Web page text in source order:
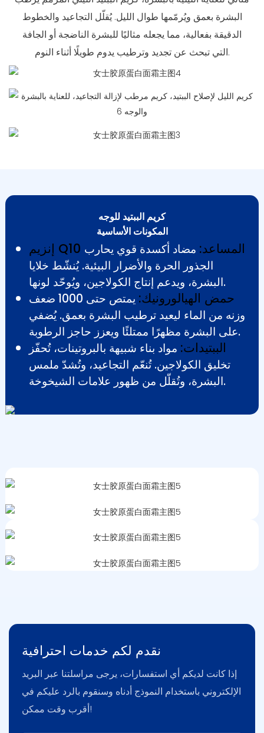
البشرة بعمق ويُرمّمها طوال الليل. يُقلّل التجاعيد والخطوط
الدقيقة بفعالية، مما يجعله مثاليًا للبشرة الناضجة أو الجافة
التي تبحث عن تجديد وترطيب يدوم طويلًا أثناء النوم.
كريم الببتيد للوجه
المكونات الأساسية
إنزيم Q10 المساعد: مضاد أكسدة قوي يحارب
الجذور الحرة والأضرار البيئية. يُنشّط خلايا
البشرة، ويدعم إنتاج الكولاجين، ويُوحّد لونها.
حمض الهيالورونيك:
يمتص حتى 1000 ضعف
وزنه من الماء ليعيد ترطيب البشرة بعمق. يُضفي
على البشرة مظهرًا ممتلئًا ويعزز حاجز الرطوبة.
الببتيدات: مواد بناء شبيهة بالبروتينات، تُحفّز
تخليق الكولاجين. تُنعّم التجاعيد، وتُشدّ ملمس
البشرة، وتُقلّل من ظهور علامات الشيخوخة.
نقدم لكم خدمات احترافية
إذا كانت لديكم أي استفسارات، يرجى مراسلتنا عبر البريد
الإلكتروني باستخدام النموذج أدناه وسنقوم بالرد عليكم في
أقرب وقت ممكن!